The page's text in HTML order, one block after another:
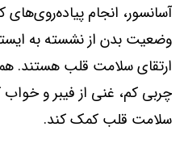
آسانسور، انجام پیاده‌روی‌های
وضعیت بدن از نشسته به
ارتقای سلامت قلب هستند.
چربی کم، غنی از فیبر و
سلامت قلب کمک کند.